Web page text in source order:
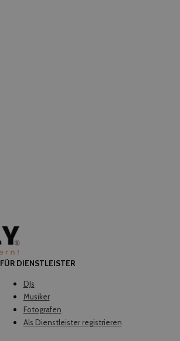
FÜR DIENSTLEISTER
DJs
Musiker
Fotografen
Als Dienstleister registrieren